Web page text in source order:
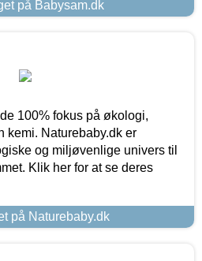
på Babysam.dk
100% fokus på økologi,
kemi. Naturebaby.dk er
og miljøvenlige univers til
Klik her for at se deres
på Naturebaby.dk